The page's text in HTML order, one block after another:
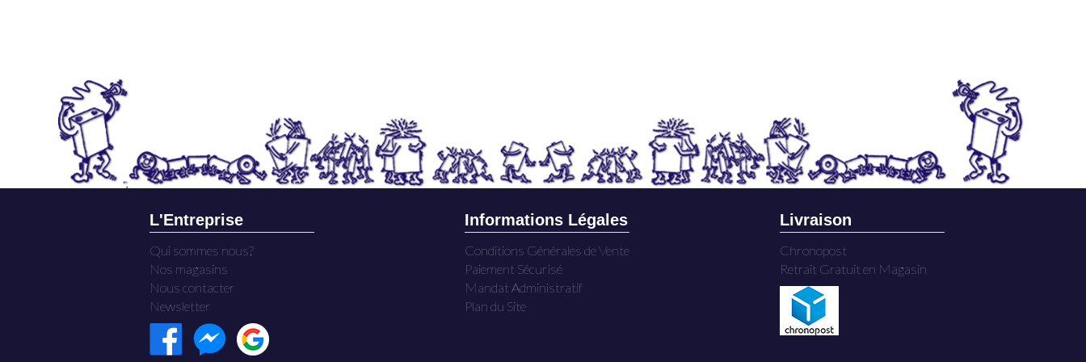
L'Entreprise
Qui sommes nous?
Nos magasins
Nous contacter
Newsletter
Informations Légales
Conditions Générales de Vente
Paiement Sécurisé
Mandat Administratif
Plan du Site
Livraison
Chronopost
Retrait Gratuit en Magasin